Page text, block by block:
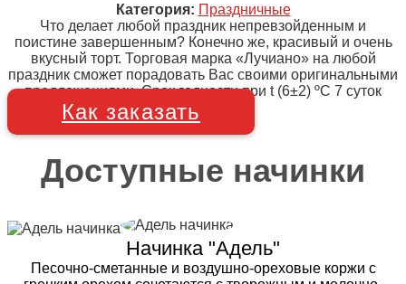
Категория: Праздничные
Что делает любой праздник непревзойденным и
поистине завершенным? Конечно же, красивый и очень
вкусный торт. Торговая марка «Лучиано» на любой
праздник сможет порадовать Вас своими оригинальными
предложениями. Срок годности при t (6±2) ºC 7 суток
Как заказать
Доступные начинки
Начинка "Адель"
Песочно-сметанные и воздушно-ореховые коржи с